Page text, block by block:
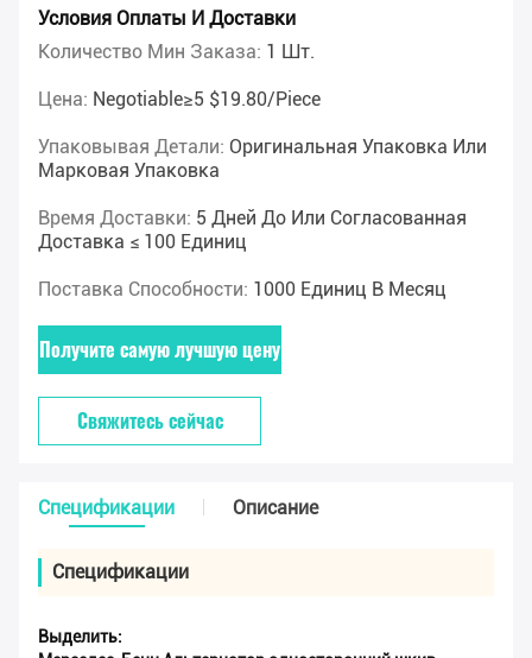
Условия Оплаты И Доставки
Количество Мин Заказа: 1 Шт.
Цена: Negotiable≥5 $19.80/piece
Упаковывая Детали: Оригинальная Упаковка Или
Марковая Упаковка
Время Доставки: 5 Дней До Или Согласованная
Доставка ≤ 100 Единиц
Поставка Способности: 1000 Единиц В Месяц
Получите самую лучшую цену
Свяжитесь сейчас
Спецификации Описание
Спецификации
Выделить: